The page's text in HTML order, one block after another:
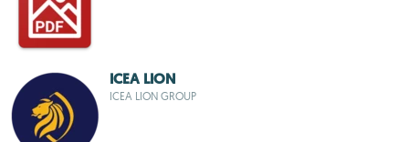
ICEA LION
ICEA LION GROUP